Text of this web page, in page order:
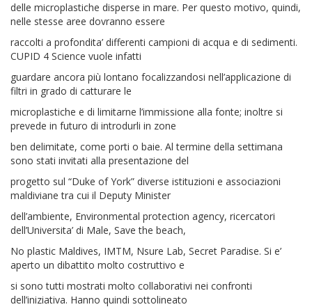
delle microplastiche disperse in mare. Per questo motivo, quindi,
nelle stesse aree dovranno essere
raccolti a profondita’ differenti campioni di acqua e di sedimenti.
CUPID 4 Science vuole infatti
guardare ancora più lontano focalizzandosi nell’applicazione di
filtri in grado di catturare le
microplastiche e di limitarne l’immissione alla fonte; inoltre si
prevede in futuro di introdurli in zone
ben delimitate, come porti o baie. Al termine della settimana
sono stati invitati alla presentazione del
progetto sul “Duke of York” diverse istituzioni e associazioni
maldiviane tra cui il Deputy Minister
dell’ambiente, Environmental protection agency, ricercatori
dell’Universita’ di Male, Save the beach,
No plastic Maldives, IMTM, Nsure Lab, Secret Paradise. Si e’
aperto un dibattito molto costruttivo e
si sono tutti mostrati molto collaborativi nei confronti
dell’iniziativa. Hanno quindi sottolineato